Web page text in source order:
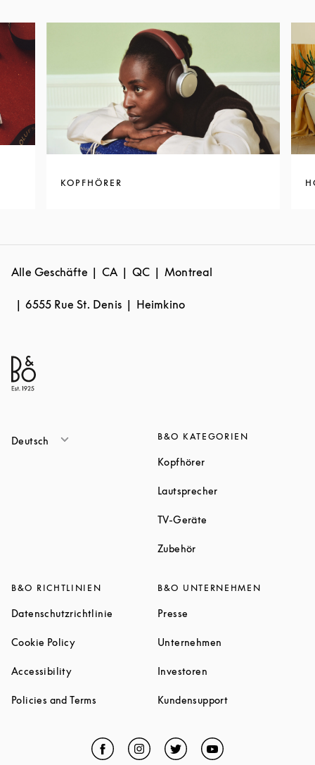
KOPFHÖRER
Alle Geschäfte CA QC Montreal
6555 Rue St. Denis Heimkino
Deutsch B&O KATEGORIEN
KopfhörerLink Opens in New Tab
LautsprecherLink Opens in New
TV-Geräte
ZubehörLink Opens in New Tab
B&O RICHTLINIEN
Datenschutzrichtlinie Link Opens in New Tab
Cookie PolicyLink Opens in New Tab
AccessibilityLink Opens in New Tab
Policies and Terms Link Opens in New Tab
B&O UNTERNEHMEN
Presse
Unternehmen
Investoren
KundensupportLink Opens in
Facebook
Link Opens in New Tab
Instagram
Link Opens in New Tab
TwitterLink Opens in New Tab
YouTubeLink Opens in